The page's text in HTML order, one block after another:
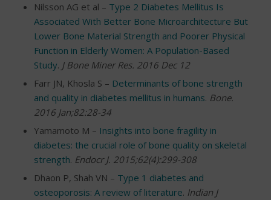
Nilsson AG et al – Type 2 Diabetes Mellitus Is
Associated With Better Bone Microarchitecture But
Lower Bone Material Strength and Poorer Physical
Function in Elderly Women: A Population-Based
Study. J Bone Miner Res. 2016 Dec 12
Farr JN, Khosla S – Determinants of bone strength
and quality in diabetes mellitus in humans. Bone.
2016 Jan;82:28-34
Yamamoto M – Insights into bone fragility in
diabetes: the crucial role of bone quality on skeletal
strength. Endocr J. 2015;62(4):299-308
Dhaon P, Shah VN – Type 1 diabetes and
osteoporosis: A review of literature. Indian J